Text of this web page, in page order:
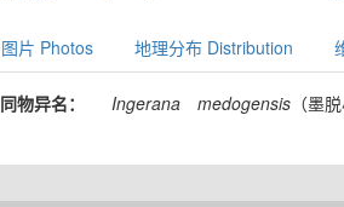
图片 Photos 地理分布 Distribution
同物异名： Ingerana medogensis （墨